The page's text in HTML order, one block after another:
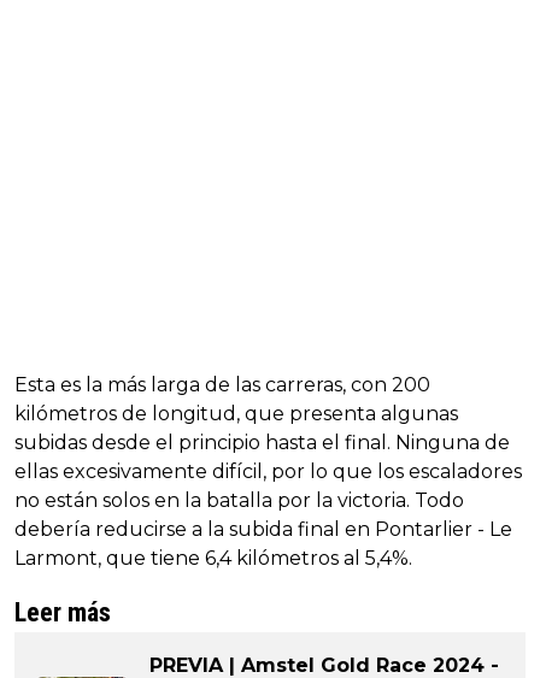
Esta es la más larga de las carreras, con 200
kilómetros de longitud, que presenta algunas
subidas desde el principio hasta el final. Ninguna de
ellas excesivamente difícil, por lo que los escaladores
no están solos en la batalla por la victoria. Todo
debería reducirse a la subida final en Pontarlier - Le
Larmont, que tiene 6,4 kilómetros al 5,4%.
Leer más
PREVIA | Amstel Gold Race 2024 -